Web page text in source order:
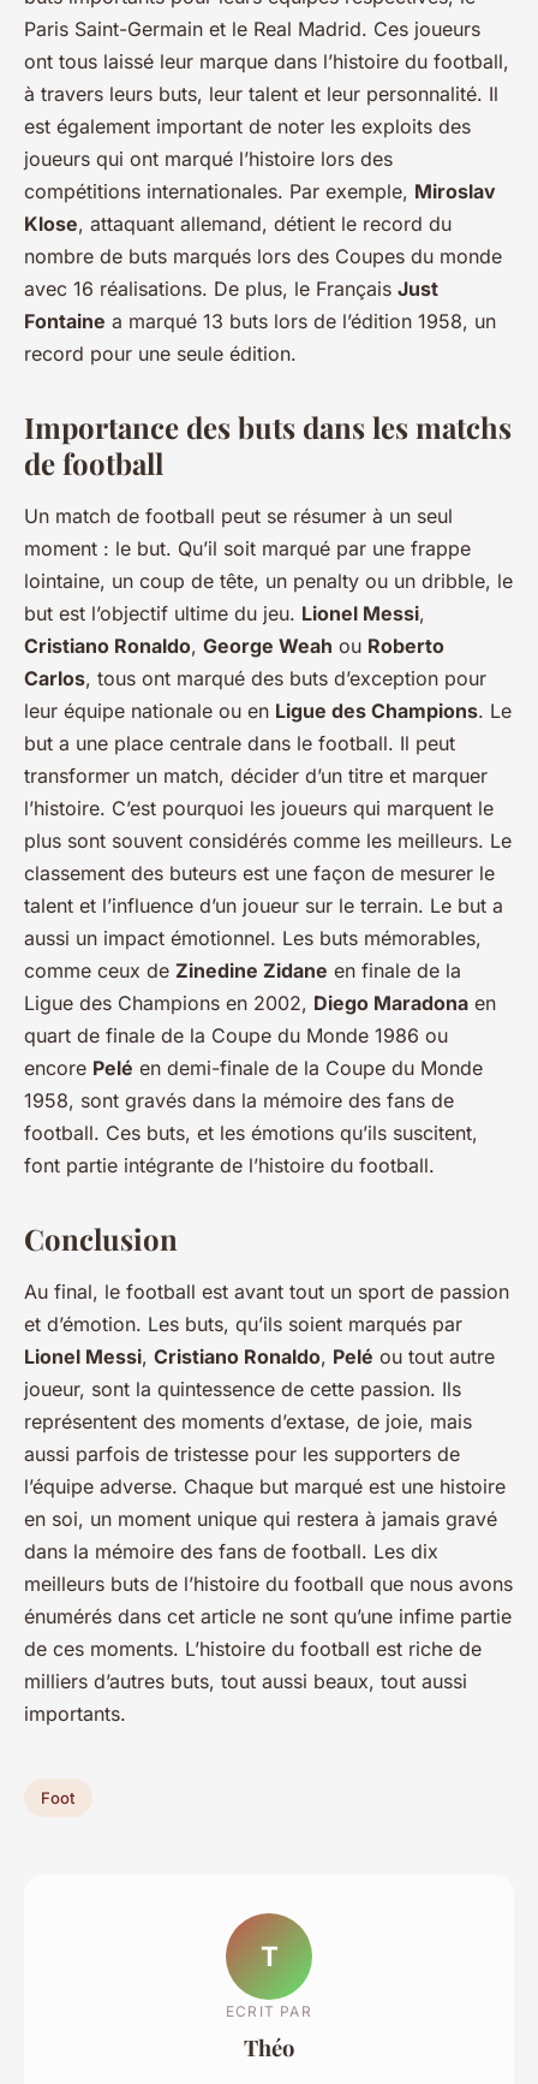
Paris Saint-Germain et le Real Madrid. Ces joueurs
ont tous laissé leur marque dans l’histoire du football,
à travers leurs buts, leur talent et leur personnalité. Il
est également important de noter les exploits des
joueurs qui ont marqué l’histoire lors des
compétitions internationales. Par exemple, Miroslav
Klose, attaquant allemand, détient le record du
nombre de buts marqués lors des Coupes du monde
avec 16 réalisations. De plus, le Français Just
Fontaine a marqué 13 buts lors de l’édition 1958, un
record pour une seule édition.
Importance des buts dans les matchs
de football
Un match de football peut se résumer à un seul
moment : le but. Qu’il soit marqué par une frappe
lointaine, un coup de tête, un penalty ou un dribble, le
but est l’objectif ultime du jeu. Lionel Messi,
Cristiano Ronaldo, George Weah ou Roberto
Carlos, tous ont marqué des buts d’exception pour
leur équipe nationale ou en Ligue des Champions. Le
but a une place centrale dans le football. Il peut
transformer un match, décider d’un titre et marquer
l’histoire. C’est pourquoi les joueurs qui marquent le
plus sont souvent considérés comme les meilleurs. Le
classement des buteurs est une façon de mesurer le
talent et l’influence d’un joueur sur le terrain. Le but a
aussi un impact émotionnel. Les buts mémorables,
comme ceux de Zinedine Zidane en finale de la
Ligue des Champions en 2002, Diego Maradona en
quart de finale de la Coupe du Monde 1986 ou
encore Pelé en demi-finale de la Coupe du Monde
1958, sont gravés dans la mémoire des fans de
football. Ces buts, et les émotions qu’ils suscitent,
font partie intégrante de l’histoire du football.
Conclusion
Au final, le football est avant tout un sport de passion
et d’émotion. Les buts, qu’ils soient marqués par
Lionel Messi, Cristiano Ronaldo, Pelé ou tout autre
joueur, sont la quintessence de cette passion. Ils
représentent des moments d’extase, de joie, mais
aussi parfois de tristesse pour les supporters de
l’équipe adverse. Chaque but marqué est une histoire
en soi, un moment unique qui restera à jamais gravé
dans la mémoire des fans de football. Les dix
meilleurs buts de l’histoire du football que nous avons
énumérés dans cet article ne sont qu’une infime partie
de ces moments. L’histoire du football est riche de
milliers d’autres buts, tout aussi beaux, tout aussi
importants.
Foot
T
ECRIT PAR
Théo